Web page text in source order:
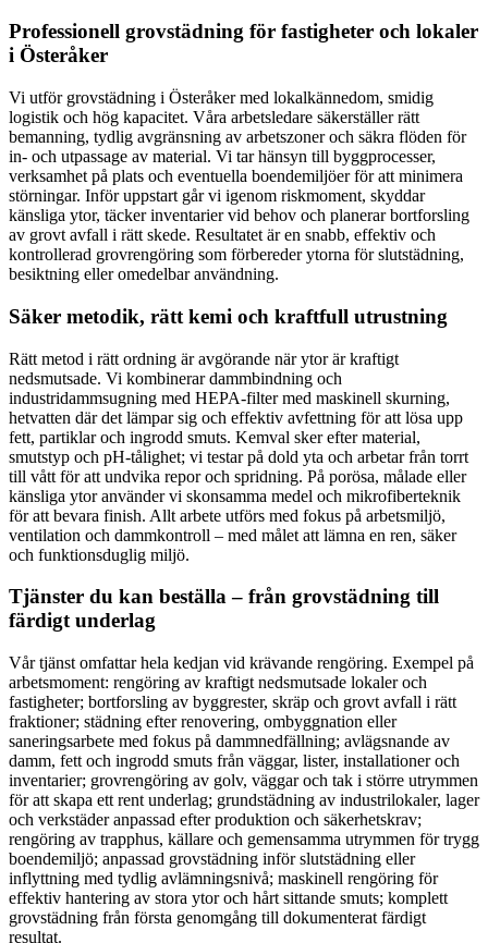
Professionell grovstädning för fastigheter och lokaler
i Österåker
Vi utför grovstädning i Österåker med lokalkännedom, smidig
logistik och hög kapacitet. Våra arbetsledare säkerställer rätt
bemanning, tydlig avgränsning av arbetszoner och säkra flöden för
in- och utpassage av material. Vi tar hänsyn till byggprocesser,
verksamhet på plats och eventuella boendemiljöer för att minimera
störningar. Inför uppstart går vi igenom riskmoment, skyddar
känsliga ytor, täcker inventarier vid behov och planerar bortforsling
av grovt avfall i rätt skede. Resultatet är en snabb, effektiv och
kontrollerad grovrengöring som förbereder ytorna för slutstädning,
besiktning eller omedelbar användning.
Säker metodik, rätt kemi och kraftfull utrustning
Rätt metod i rätt ordning är avgörande när ytor är kraftigt
nedsmutsade. Vi kombinerar dammbindning och
industridammsugning med HEPA-filter med maskinell skurning,
hetvatten där det lämpar sig och effektiv avfettning för att lösa upp
fett, partiklar och ingrodd smuts. Kemval sker efter material,
smutstyp och pH-tålighet; vi testar på dold yta och arbetar från torrt
till vått för att undvika repor och spridning. På porösa, målade eller
känsliga ytor använder vi skonsamma medel och mikrofiberteknik
för att bevara finish. Allt arbete utförs med fokus på arbetsmiljö,
ventilation och dammkontroll – med målet att lämna en ren, säker
och funktionsduglig miljö.
Tjänster du kan beställa – från grovstädning till
färdigt underlag
Vår tjänst omfattar hela kedjan vid krävande rengöring. Exempel på
arbetsmoment: rengöring av kraftigt nedsmutsade lokaler och
fastigheter; bortforsling av byggrester, skräp och grovt avfall i rätt
fraktioner; städning efter renovering, ombyggnation eller
saneringsarbete med fokus på dammnedfällning; avlägsnande av
damm, fett och ingrodd smuts från väggar, lister, installationer och
inventarier; grovrengöring av golv, väggar och tak i större utrymmen
för att skapa ett rent underlag; grundstädning av industrilokaler, lager
och verkstäder anpassad efter produktion och säkerhetskrav;
rengöring av trapphus, källare och gemensamma utrymmen för trygg
boendemiljö; anpassad grovstädning inför slutstädning eller
inflyttning med tydlig avlämningsnivå; maskinell rengöring för
effektiv hantering av stora ytor och hårt sittande smuts; komplett
grovstädning från första genomgång till dokumenterat färdigt
resultat.